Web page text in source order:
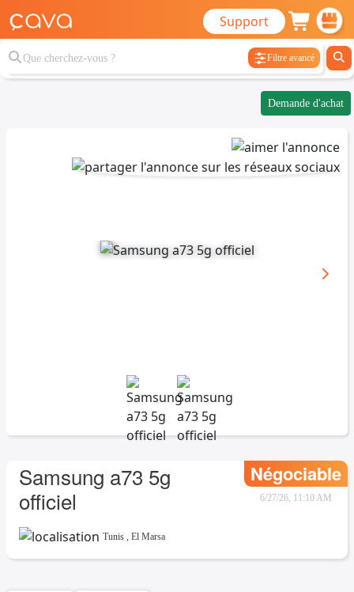
Support
Filtre avancé
Demande d'achat
Samsung a73 5g
officiel
Négociable
6/27/26, 11:10 AM
Tunis , El Marsa